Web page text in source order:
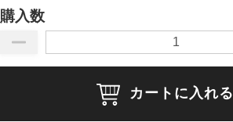
購入数
カートに入れる